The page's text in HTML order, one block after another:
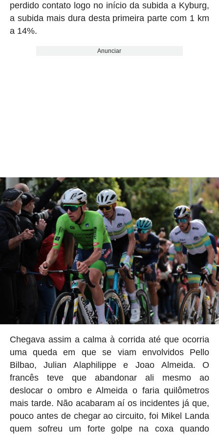
perdido contato logo no início da subida a Kyburg,
a subida mais dura desta primeira parte com 1 km
a 14%.
Anunciar
Chegava assim a calma à corrida até que ocorria
uma queda em que se viam envolvidos Pello
Bilbao, Julian Alaphilippe e Joao Almeida. O
francês teve que abandonar ali mesmo ao
deslocar o ombro e Almeida o faria quilômetros
mais tarde. Não acabaram aí os incidentes já que,
pouco antes de chegar ao circuito, foi Mikel Landa
quem sofreu um forte golpe na coxa quando